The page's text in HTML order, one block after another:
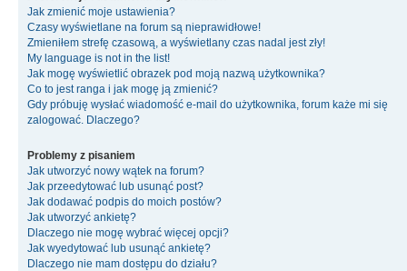
Jak zmienić moje ustawienia?
Czasy wyświetlane na forum są nieprawidłowe!
Zmieniłem strefę czasową, a wyświetlany czas nadal jest zły!
My language is not in the list!
Jak mogę wyświetlić obrazek pod moją nazwą użytkownika?
Co to jest ranga i jak mogę ją zmienić?
Gdy próbuję wysłać wiadomość e-mail do użytkownika, forum każe mi się
zalogować. Dlaczego?
Problemy z pisaniem
Jak utworzyć nowy wątek na forum?
Jak przeedytować lub usunąć post?
Jak dodawać podpis do moich postów?
Jak utworzyć ankietę?
Dlaczego nie mogę wybrać więcej opcji?
Jak wyedytować lub usunąć ankietę?
Dlaczego nie mam dostępu do działu?